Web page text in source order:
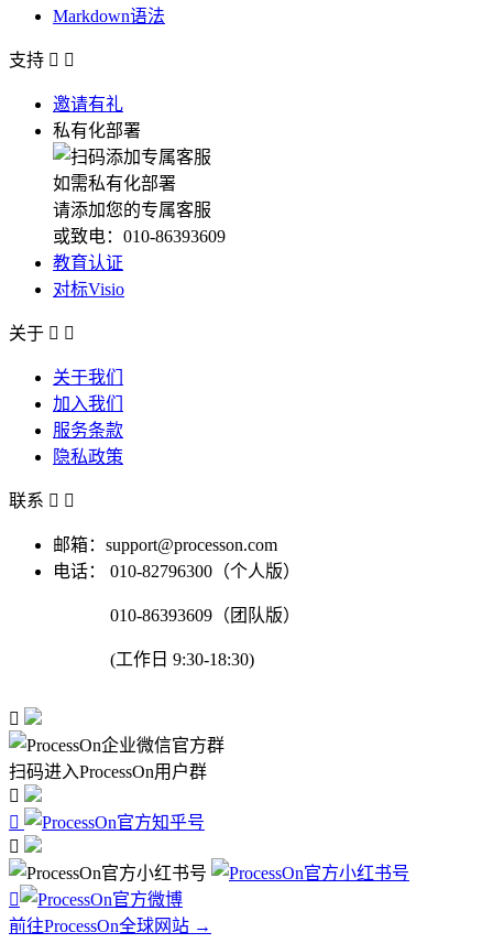
Markdown语法
支持  
邀请有礼
私有化部署
如需私有化部署
请添加您的专属客服
或致电：010-86393609
教育认证
对标Visio
关于  
关于我们
加入我们
服务条款
隐私政策
联系  
邮箱：support@processon.com
电话：
010-82796300（个人版）
010-86393609（团队版）
(工作日 9:30-18:30)

扫码进入ProcessOn用户群




前往ProcessOn全球网站 →